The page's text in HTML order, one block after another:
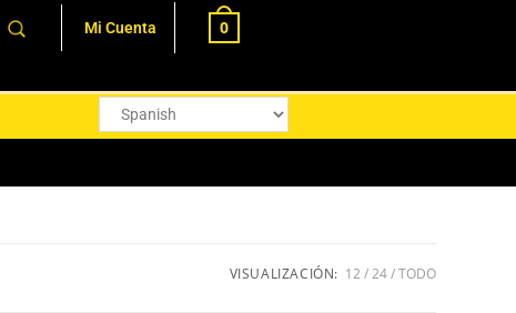
Mi Cuenta 0
VISUALIZACIÓN: 12 24 TODO